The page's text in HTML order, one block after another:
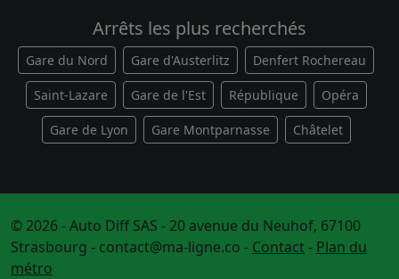
Arrêts les plus recherchés
Gare du Nord Gare d'Austerlitz Denfert Rochereau
Saint-Lazare Gare de l'Est République Opéra
Gare de Lyon Gare Montparnasse Châtelet
© 2026 - Auto Diff SAS - 20 avenue du Neuhof, 67100
Strasbourg - contact@ma-ligne.co - Contact- Plan du
métro